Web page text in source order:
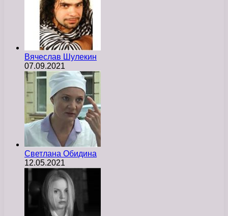
Вячеслав Шулекин
07.09.2021
Светлана Обидина
12.05.2021